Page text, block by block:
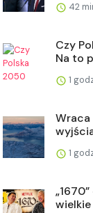
42
Czy
Na to
1
Wraca
1
wielkie